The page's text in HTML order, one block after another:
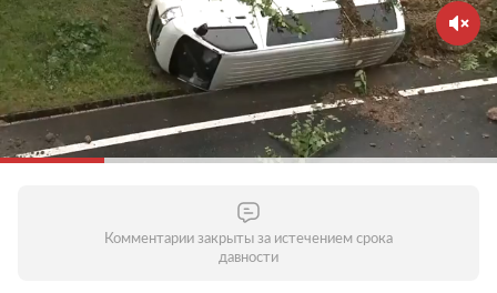
Комментарии закрыты за истечением срока
давности